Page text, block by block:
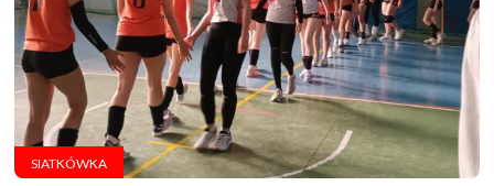
SIATKÓWKA